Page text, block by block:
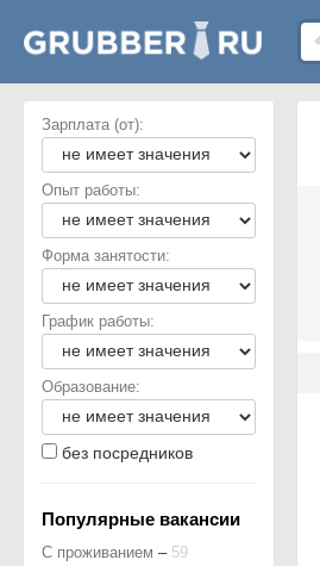
Зарплата (от):
Опыт работы:
Форма занятости:
График работы:
Образование:
без посредников
Популярные вакансии
С проживанием – 59